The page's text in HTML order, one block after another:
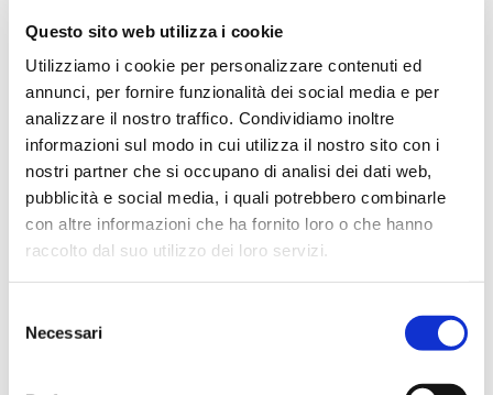
Questo sito web utilizza i cookie
Utilizziamo i cookie per personalizzare contenuti ed
annunci, per fornire funzionalità dei social media e per
analizzare il nostro traffico. Condividiamo inoltre
informazioni sul modo in cui utilizza il nostro sito con i
nostri partner che si occupano di analisi dei dati web,
pubblicità e social media, i quali potrebbero combinarle
con altre informazioni che ha fornito loro o che hanno
raccolto dal suo utilizzo dei loro servizi.
delNecessari
di canali e laghi, la cui
tra la stagione umida (più o meno
il nostro inverno) e quella secca
(la nostra estate). La presenza
massiccia dell’acqua conferisce
sì un fascino particolare alle
escursioni in auto, ma la vera
essenza del Selous la si coglie